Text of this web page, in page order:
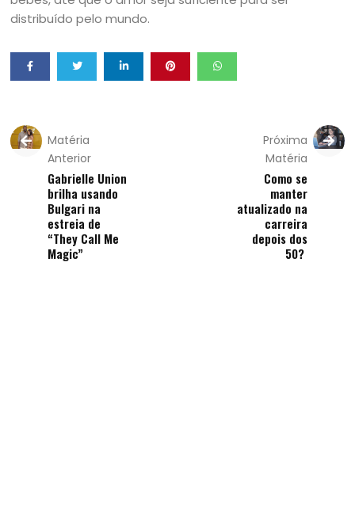
distribuído pelo mundo.
Matéria
Anterior
Gabrielle Union
brilha usando
Bulgari na
estreia de
“They Call Me
Magic”
Próxima
Matéria
Como se
manter
atualizado na
carreira
depois dos
50?